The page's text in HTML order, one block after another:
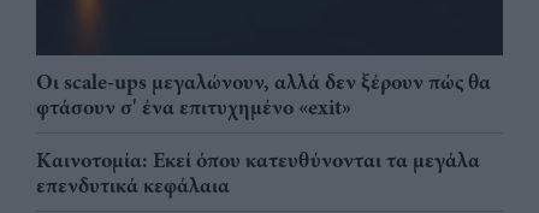
Οι scale-ups μεγαλώνουν, αλλά δεν ξέρουν πώς θα
φτάσουν σ' ένα επιτυχημένο «exit»
Καινοτομία: Εκεί όπου κατευθύνονται τα μεγάλα
επενδυτικά κεφάλαια